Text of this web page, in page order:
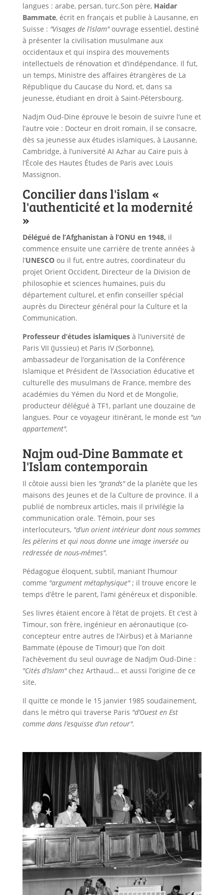
langues : arabe, persan, turc.Son père, Haidar
Bammate, écrit en français et publie à Lausanne, en
Suisse : "Visages de l’islam"ouvrage essentiel, destiné
à présenter la civilisation musulmane aux
occidentaux et qui inspira des mouvements
intellectuels de rénovation et d’indépendance. Il fut,
un temps, Ministre des affaires étrangères de La
République du Caucase du Nord, et, dans sa
jeunesse, étudiant en droit à Saint-Pétersbourg.
Nadjm Oud-Dine éprouve le besoin de suivre l’une et
l’autre voie : Docteur en droit romain, il se consacre,
dès sa jeunesse aux études islamiques, à Lausanne,
Cambridge, à l’université AI Azhar au Caire puis à
l’École des Hautes Études de Paris avec Louis
Massignon.
Concilier dans l'islam «
l'authenticité et la modernité
»
Délégué de l’Afghanistan à l’ONU en 1948, il
commence ensuite une carrière de trente années à
l’UNESCOou il fut, entre autres, coordinateur du
projet Orient Occident, Directeur de la Division de
philosophie et sciences humaines, puis du
département culturel, et enfin conseiller spécial
auprès du Directeur général pour la Culture et la
Communication.
Professeur d’études islamiquesà l’université de
Paris VII (Jussieu) et Paris IV (Sorbonne),
ambassadeur de l’organisation de la Conférence
Islamique et Président de l’Association éducative et
culturelle des musulmans de France, membre des
académies du Yémen du Nord et de Mongolie,
producteur délégué à TF1, parlant une douzaine de
langues. Pour ce voyageur itinérant, le monde est "un
appartement".
Najm oud-Dine Bammate et
l'Islam contemporain
Il côtoie aussi bien les "grands"de la planète que les
maisons des Jeunes et de la Culture de province. Il a
publié de nombreux articles, mais il privilégie la
communication orale. Témoin, pour ses
interlocuteurs, "d’un orient intérieur dont nous sommes
les pèlerins et qui nous donne une image inversée ou
redressée de nous-mêmes".
Pédagogue éloquent, subtil, maniant l’humour
comme "argument métaphysique"; il trouve encore le
temps d’être le parent, l’ami généreux et disponible.
Ses livres étaient encore à l’état de projets. Et c’est à
Timour, son frère, ingénieur en aéronautique (co-
concepteur entre autres de l’Airbus) et à Marianne
Bammate (épouse de Timour) que l’on doit
l’achèvement du seul ouvrage de Nadjm Oud-Dine :
"Cités d’Islam"chez Arthaud… et aussi l’origine de ce
site.
Il quitte ce monde le 15 janvier 1985 soudainement,
dans le métro qui traverse Paris "d’Ouest en Est
comme dans l’esquisse d’un retour".